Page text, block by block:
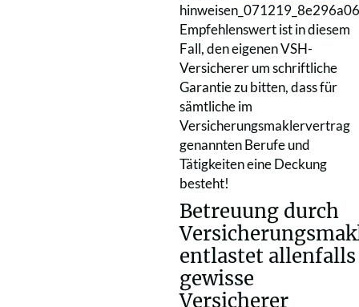
Empfehlenswert ist in diesem
Fall, den eigenen VSH-
Versicherer um schriftliche
Garantie zu bitten, dass für
sämtliche im
Versicherungsmaklervertrag
genannten Berufe und
Tätigkeiten eine Deckung
besteht!
Betreuung durch
entlastet allenfalls
gewisse
Versicherer